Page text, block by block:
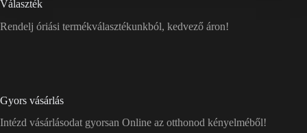
Választék
Rendelj óriási termékválasztékunkból, kedvező áron!
Gyors vásárlás
Intézd vásárlásodat gyorsan Online az otthonod kényelméből!